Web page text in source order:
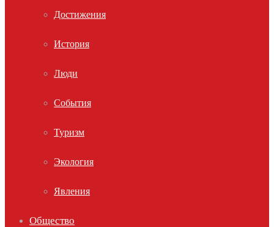
Достижения
История
Люди
События
Туризм
Экология
Явления
Общество